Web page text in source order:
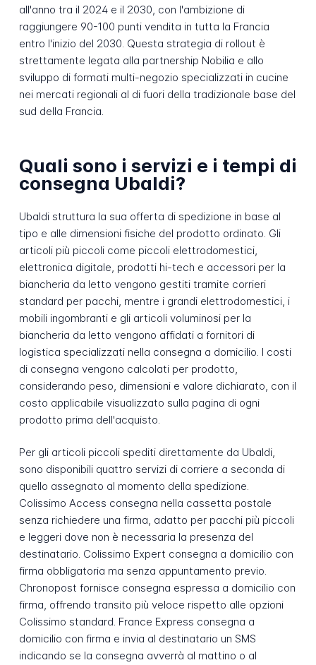
all'anno tra il 2024 e il 2030, con l'ambizione di
raggiungere 90-100 punti vendita in tutta la Francia
entro l'inizio del 2030. Questa strategia di rollout è
strettamente legata alla partnership Nobilia e allo
sviluppo di formati multi-negozio specializzati in cucine
nei mercati regionali al di fuori della tradizionale base del
sud della Francia.
Quali sono i servizi e i tempi di
consegna Ubaldi?
Ubaldi struttura la sua offerta di spedizione in base al
tipo e alle dimensioni fisiche del prodotto ordinato. Gli
articoli più piccoli come piccoli elettrodomestici,
elettronica digitale, prodotti hi-tech e accessori per la
biancheria da letto vengono gestiti tramite corrieri
standard per pacchi, mentre i grandi elettrodomestici, i
mobili ingombranti e gli articoli voluminosi per la
biancheria da letto vengono affidati a fornitori di
logistica specializzati nella consegna a domicilio. I costi
di consegna vengono calcolati per prodotto,
considerando peso, dimensioni e valore dichiarato, con il
costo applicabile visualizzato sulla pagina di ogni
prodotto prima dell'acquisto.
Per gli articoli piccoli spediti direttamente da Ubaldi,
sono disponibili quattro servizi di corriere a seconda di
quello assegnato al momento della spedizione.
Colissimo Access consegna nella cassetta postale
senza richiedere una firma, adatto per pacchi più piccoli
e leggeri dove non è necessaria la presenza del
destinatario. Colissimo Expert consegna a domicilio con
firma obbligatoria ma senza appuntamento previo.
Chronopost fornisce consegna espressa a domicilio con
firma, offrendo transito più veloce rispetto alle opzioni
Colissimo standard. France Express consegna a
domicilio con firma e invia al destinatario un SMS
indicando se la consegna avverrà al mattino o al